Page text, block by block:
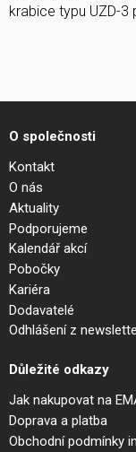
krabice typu UZD-
O společnosti
Kontakt
O nás
Aktuality
Podporujeme
Kalendář akcí
Pobočky
Kariéra
Dodavatelé
Odhlášení z
Důležité odkazy
Jak nakupovat na
Doprava a platba
Obchodní podmínky